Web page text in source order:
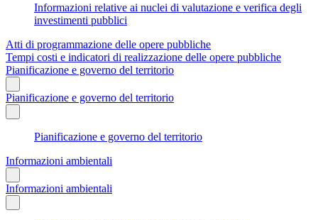
Informazioni relative ai nuclei di valutazione e verifica degli
investimenti pubblici
Atti di programmazione delle opere pubbliche
Tempi costi e indicatori di realizzazione delle opere pubbliche
Pianificazione e governo del territorio
Pianificazione e governo del territorio
Pianificazione e governo del territorio
Informazioni ambientali
Informazioni ambientali